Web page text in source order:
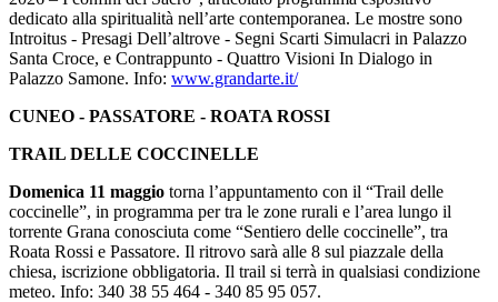
dedicato alla spiritualità nell’arte contemporanea. Le mostre sono
Introitus - Presagi Dell’altrove - Segni Scarti Simulacri in Palazzo
Santa Croce, e Contrappunto - Quattro Visioni In Dialogo in
Palazzo Samone. Info: www.grandarte.it/
CUNEO - PASSATORE - ROATA ROSSI
TRAIL DELLE COCCINELLE
Domenica 11 maggio torna l’appuntamento con il “Trail delle
coccinelle”, in programma per tra le zone rurali e l’area lungo il
torrente Grana conosciuta come “Sentiero delle coccinelle”, tra
Roata Rossi e Passatore. Il ritrovo sarà alle 8 sul piazzale della
chiesa, iscrizione obbligatoria. Il trail si terrà in qualsiasi condizione
meteo. Info: 340 38 55 464 - 340 85 95 057.